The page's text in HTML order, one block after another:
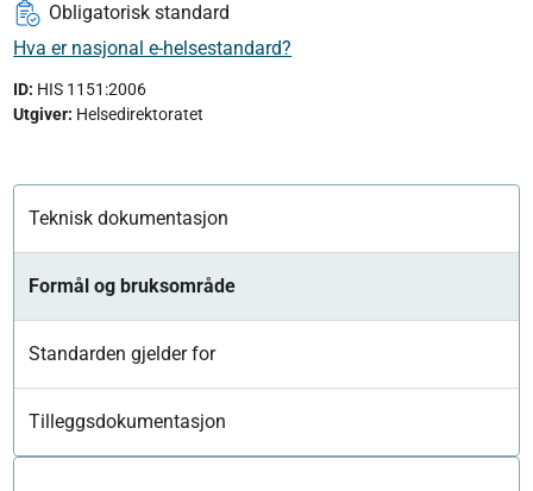
Obligatorisk standard
Hva er nasjonal e-helsestandard?
ID: HIS 1151:2006
Utgiver: Helsedirektoratet
Teknisk dokumentasjon
Formål og bruksområde
Standarden gjelder for
Tilleggsdokumentasjon